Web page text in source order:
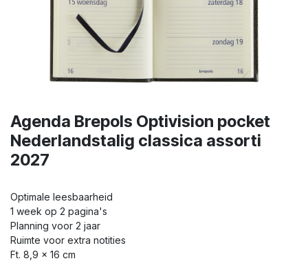
Agenda Brepols Optivision pocket
Nederlandstalig classica assorti
2027
Optimale leesbaarheid
1 week op 2 pagina's
Planning voor 2 jaar
Ruimte voor extra notities
Ft. 8,9 x 16 cm